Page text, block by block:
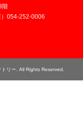
階
）054-252-0006
トリー . All Rights Reserved.